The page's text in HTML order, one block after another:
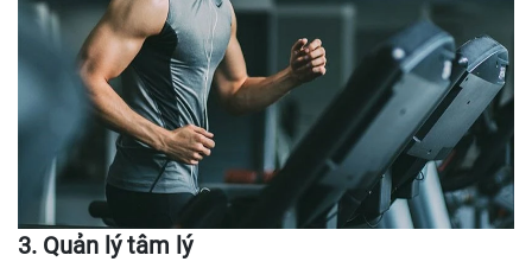
3. Quản lý tâm lý